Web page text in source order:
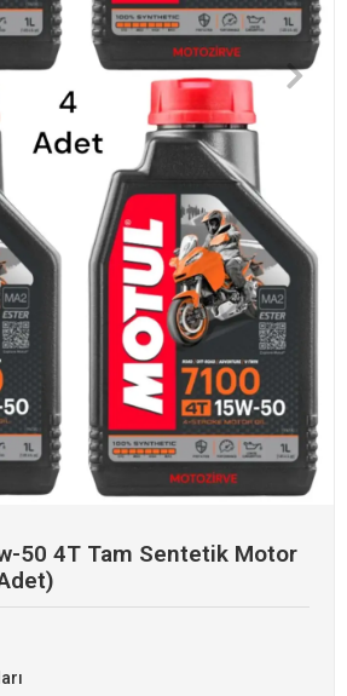
50 4T Tam Sentetik Motor